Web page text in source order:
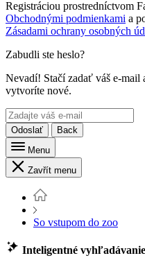
Registráciou prostredníctvom
Obchodnými podmienkami a
Zásadami ochrany osobných
Zabudli ste heslo?
Nevadí! Stačí zadať váš e-mail
vytvoríte nové.
Odoslať
Back
Menu
Zavřít menu
So vstupom do zoo
Inteligentné vyhľadávanie